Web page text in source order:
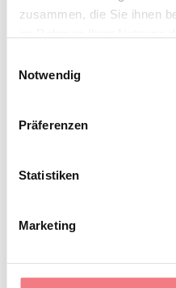
zusammen, die Sie ihnen
Notwendig
Präferenzen
Statistiken
Marketing
BLEIBEN
Abonnieren Sie den
Reiserouten, Ideen